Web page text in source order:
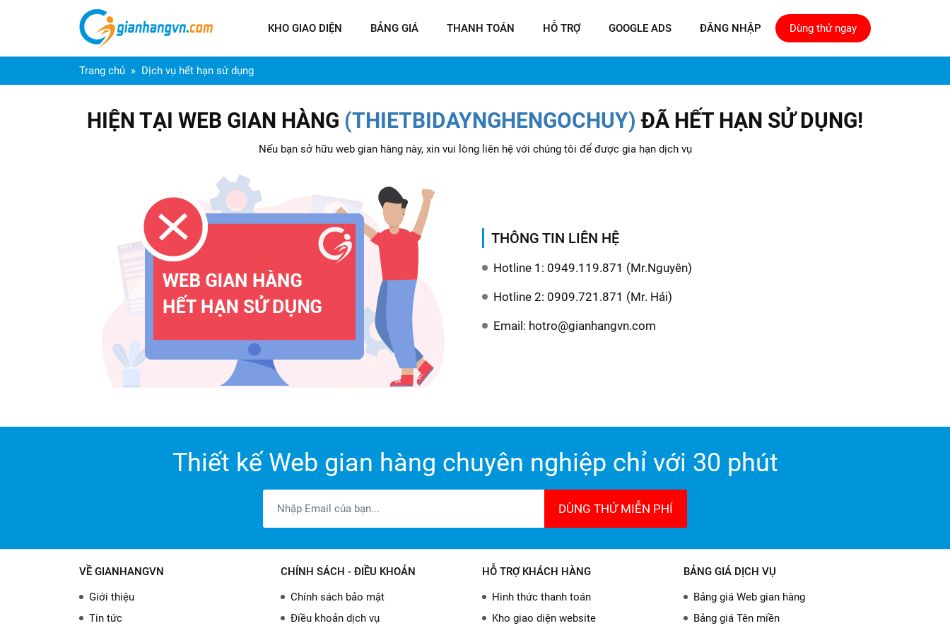
KHO GIAO DIỆN BẢNG GIÁ THANH TOÁN HỖ TRỢ GOOGLE ADS ĐĂNG NHẬP Dùng thử ngay
Trang chủ Dịch vụ hết hạn sử dụng
HIỆN TẠI WEB GIAN HÀNG (THIETBIDAYNGHENGOCHUY) ĐÃ HẾT HẠN SỬ DỤNG!
Nếu bạn sở hữu web gian hàng này, xin vui lòng liên hệ với chúng tôi để được gia hạn dịch vụ
THÔNG TIN LIÊN HỆ
Hotline 1: 0949.119.871 (Mr.Nguyên)
Hotline 2: 0909.721.871 (Mr. Hải)
Email: hotro@gianhangvn.com
Thiết kế Web gian hàng chuyên nghiệp chỉ với 30 phút
DÙNG THỬ MIỄN PHÍ
VỀ GIANHANGVN
Giới thiệu
Tin tức
CHÍNH SÁCH - ĐIỀU KHOẢN
Chính sách bảo mật
Điều khoản dịch vụ
HỖ TRỢ KHÁCH HÀNG
Hình thức thanh toán
Kho giao diện website
BẢNG GIÁ DỊCH VỤ
Bảng giá Web gian hàng
Bảng giá Tên miền